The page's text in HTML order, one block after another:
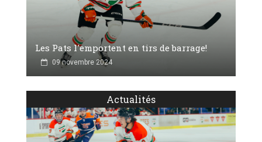
Les Pats l'emportent en tirs de barrage!
09 novembre 2024
Actualités